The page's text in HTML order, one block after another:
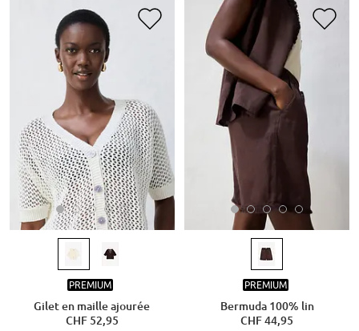
PREMIUM
Gilet en maille ajourée
CHF 52,95
PREMIUM
Bermuda 100% lin
CHF 44,95